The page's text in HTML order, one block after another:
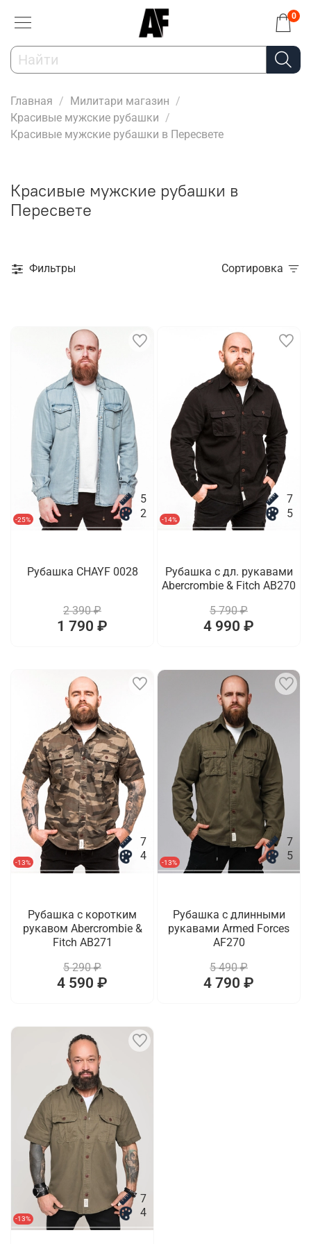
0
Главная
Милитари магазин
Красивые мужские рубашки
Красивые мужские рубашки в Пересвете
Красивые мужские рубашки в
Пересвете
Фильтры Сортировка
-25%
5
2
Рубашка CHAYF 0028
2 390 ₽
1 790 ₽
-14%
7
5
Рубашка с дл. рукавами
Abercrombie & Fitch AB270
5 790 ₽
4 990 ₽
-13%
7
4
Рубашка с коротким
рукавом Abercrombie &
Fitch AB271
5 290 ₽
4 590 ₽
-13%
7
5
Рубашка с длинными
рукавами Armed Forces
AF270
5 490 ₽
4 790 ₽
-13%
7
4